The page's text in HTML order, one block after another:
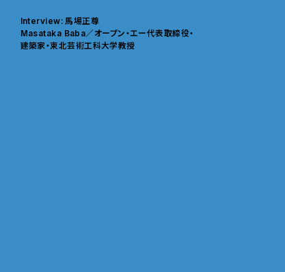
Interview: 馬場正尊
Masataka Baba／オープン・エー代表取締役・
建築家・東北芸術工科大学教授